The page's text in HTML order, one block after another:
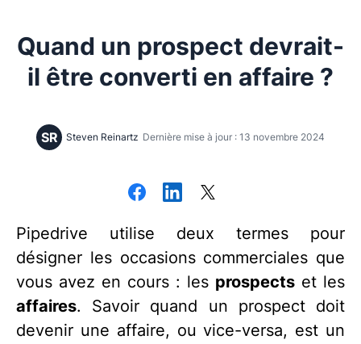
Quand un prospect devrait-
il être converti en affaire ?
SR Steven Reinartz Dernière mise à jour : 13 novembre 2024
Pipedrive utilise deux termes pour
désigner les occasions commerciales que
vous avez en cours : les prospects et les
affaires. Savoir quand un prospect doit
devenir une affaire, ou vice-versa, est un